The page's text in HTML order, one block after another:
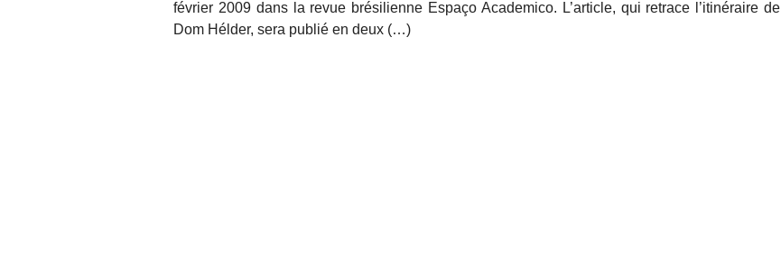
février 2009 dans la revue brésilienne Espaço Academico. L’article, qui retrace l’itinéraire de
Dom Hélder, sera publié en deux (…)